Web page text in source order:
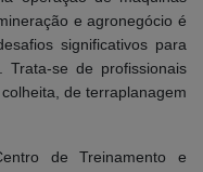
e agronegócio é
significativos para
Trata-se de profissionais
de terraplanagem
de Treinamento e